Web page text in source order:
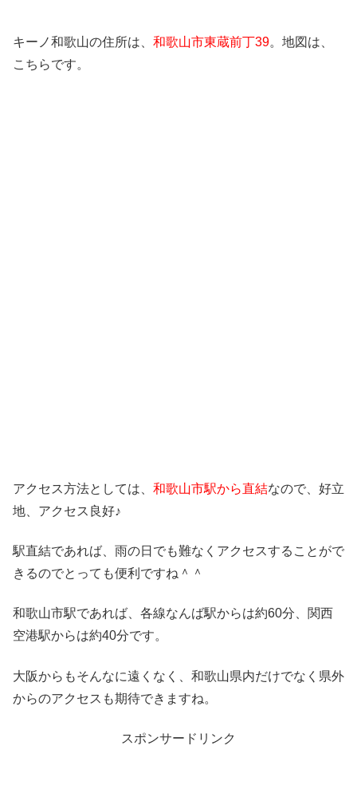
キーノ和歌山の住所は、 和歌山市東蔵前丁39。地図は、
こちらです。
アクセス方法としては、 和歌山市駅から直結なので、好立
地、アクセス良好♪
駅直結であれば、雨の日でも難なくアクセスすることがで
きるのでとっても便利ですね＾＾
和歌山市駅であれば、各線なんば駅からは約60分、関西
空港駅からは約40分です。
大阪からもそんなに遠くなく、和歌山県内だけでなく県外
からのアクセスも期待できますね。
スポンサードリンク